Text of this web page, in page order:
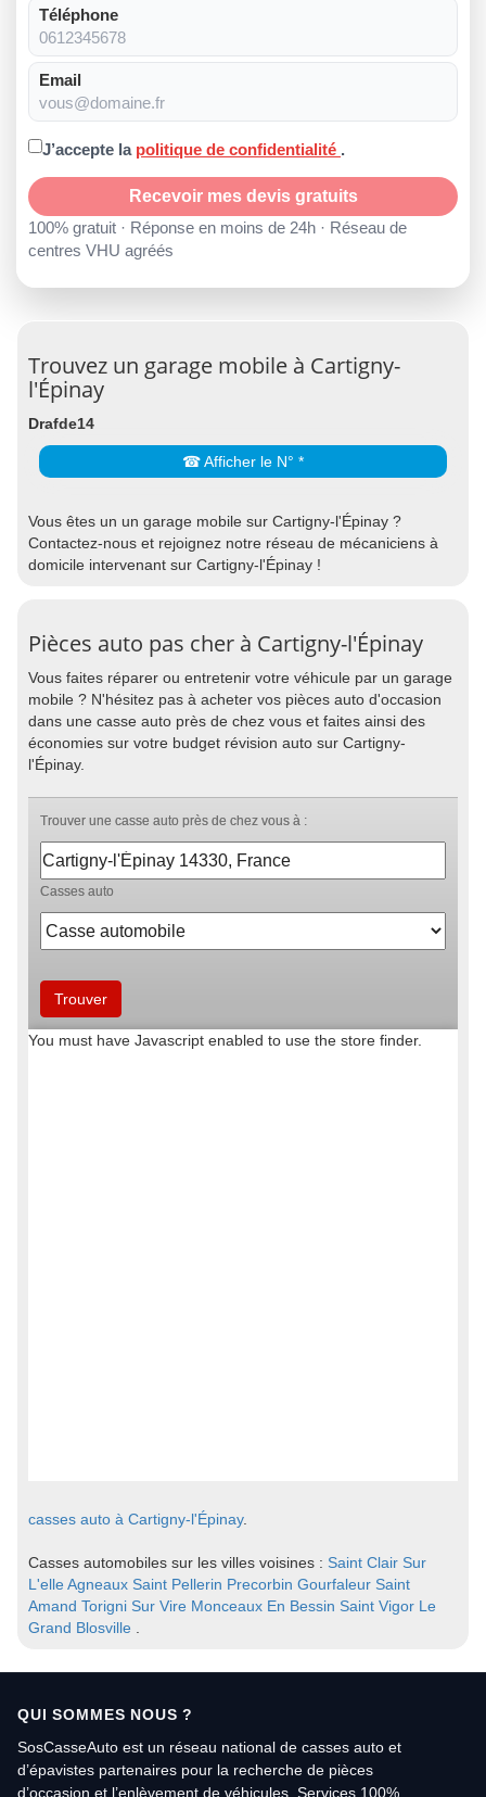
Téléphone
Email
J’accepte la politique de confidentialité .
Recevoir mes devis gratuits
100% gratuit · Réponse en moins de 24h · Réseau de
centres VHU agréés
Trouvez un garage mobile à Cartigny-
l'Épinay
Drafde14
☎ Afficher le N° *
Vous êtes un un garage mobile sur Cartigny-l'Épinay ?
Contactez-nous et rejoignez notre réseau de mécaniciens à
domicile intervenant sur Cartigny-l'Épinay !
Pièces auto pas cher à Cartigny-l'Épinay
Vous faites réparer ou entretenir votre véhicule par un garage
mobile ? N'hésitez pas à acheter vos pièces auto d'occasion
dans une casse auto près de chez vous et faites ainsi des
économies sur votre budget révision auto sur Cartigny-
l'Épinay.
casses auto à Cartigny-l'Épinay.
Casses automobiles sur les villes voisines : Saint Clair Sur
L'elle Agneaux Saint Pellerin Precorbin Gourfaleur Saint
Amand Torigni Sur Vire Monceaux En Bessin Saint Vigor Le
Grand Blosville
QUI SOMMES NOUS ?
SosCasseAuto est un réseau national de casses auto et
d’épavistes partenaires pour la recherche de pièces
d’occasion et l’enlèvement de véhicules. Services 100%